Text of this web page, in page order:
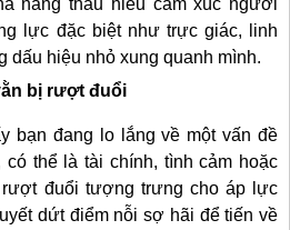
lực đặc biệt như trực giác, linh
dấu hiệu nhỏ xung quanh mình.
bị rượt đuổi
bạn đang lo lắng về một vấn đề
có thể là tài chính, tình cảm hoặc
đuổi tượng trưng cho áp lực
dứt điểm nỗi sợ hãi để tiến về